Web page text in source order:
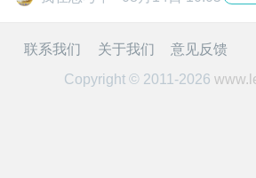
公
联系我们 关于我们
意见反馈
Copyright © 2011-2026